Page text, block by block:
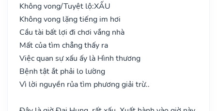
Không vong/Tuyệt lộ:XẤU
Không vong lặng tiếng im hơi
Cầu tài bất lợi đi chơi vắng nhà
Mất của tìm chẳng thấy ra
Việc quan sự xấu ấy là Hình thương
Bệnh tật ắt phải lo lường
Vì lời nguyền rủa tìm phương giải trừ..